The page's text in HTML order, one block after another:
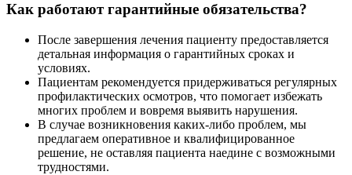
Как работают гарантийные обязательства?
После завершения лечения пациенту предоставляется
детальная информация о гарантийных сроках и
условиях.
Пациентам рекомендуется придерживаться регулярных
профилактических осмотров, что помогает избежать
многих проблем и вовремя выявить нарушения.
В случае возникновения каких-либо проблем, мы
предлагаем оперативное и квалифицированное
решение, не оставляя пациента наедине с возможными
трудностями.